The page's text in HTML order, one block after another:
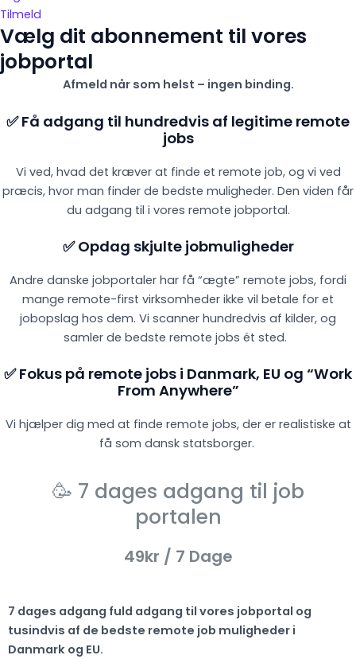
Tilmeld
Vælg dit abonnement til vores
jobportal
Afmeld når som helst – ingen binding.
✅ Få adgang til hundredvis af legitime remote
jobs
Vi ved, hvad det kræver at finde et remote job, og vi ved
præcis, hvor man finder de bedste muligheder. Den viden får
du adgang til i vores remote jobportal.
✅ Opdag skjulte jobmuligheder
Andre danske jobportaler har få “ægte” remote jobs, fordi
mange remote-first virksomheder ikke vil betale for et
jobopslag hos dem. Vi scanner hundredvis af kilder, og
samler de bedste remote jobs ét sted.
✅ Fokus på remote jobs i Danmark, EU og “Work
From Anywhere”
Vi hjælper dig med at finde remote jobs, der er realistiske at
få som dansk statsborger.
🥳 7 dages adgang til job
portalen
49kr / 7 Dage
7 dages adgang fuld adgang til vores jobportal og
tusindvis af de bedste remote job muligheder i
Danmark og EU.